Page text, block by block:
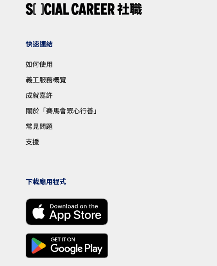
快速連結
如何使用
義工服務概覽
成就嘉許
關於「賽馬會眾心行善」
常見問題
支援
下載應用程式